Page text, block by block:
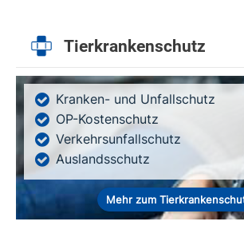
Tierkrankenschutz
Kranken- und Unfallschutz
OP-Kostenschutz
Verkehrsunfallschutz
Auslandsschutz
Mehr zum